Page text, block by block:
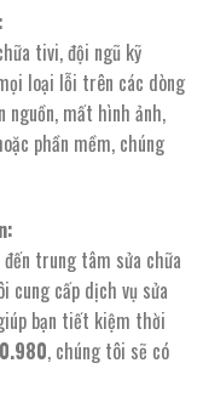
tivi, đội ngũ kỹ
loại lỗi trên các dòng
nguồn, mất hình ảnh,
phần mềm, chúng
trung tâm sửa chữa
cung cấp dịch vụ sửa
bạn tiết kiệm thời
, chúng tôi sẽ có